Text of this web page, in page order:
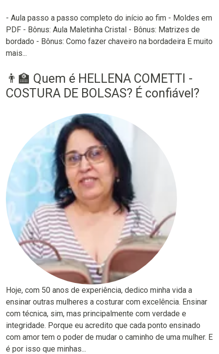
- Aula passo a passo completo do início ao fim - Moldes em
PDF - Bônus: Aula Maletinha Cristal - Bônus: Matrizes de
bordado - Bônus: Como fazer chaveiro na bordadeira E muito
mais...
👨‍🏫 Quem é HELLENA COMETTI -
COSTURA DE BOLSAS? É confiável?
Hoje, com 50 anos de experiência, dedico minha vida a
ensinar outras mulheres a costurar com excelência. Ensinar
com técnica, sim, mas principalmente com verdade e
integridade. Porque eu acredito que cada ponto ensinado
com amor tem o poder de mudar o caminho de uma mulher. E
é por isso que minhas...